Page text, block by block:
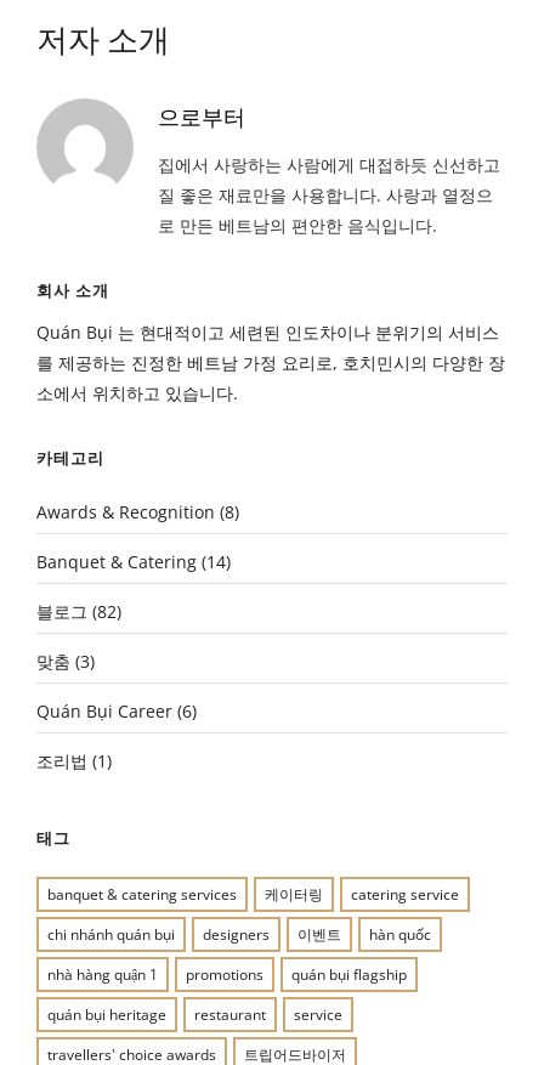
저자 소개
으로부터
집에서 사랑하는 사람에게 대접하듯 신선하고
질 좋은 재료만을 사용합니다. 사랑과 열정으
로 만든 베트남의 편안한 음식입니다.
회사 소개
Quán Bụi 는 현대적이고 세련된 인도차이나 분위기의 서비스
를 제공하는 진정한 베트남 가정 요리로, 호치민시의 다양한 장
소에서 위치하고 있습니다.
카테고리
Awards & Recognition (8)
Banquet & Catering (14)
블로그 (82)
맞춤 (3)
Quán Bụi Career (6)
조리법 (1)
태그
banquet & catering services 케이터링
catering service
chi nhánh quán bụi
designers 이벤트
hàn quốc
nhà hàng quận 1
promotions
quán bụi flagship
quán bụi heritage
restaurant
service
travellers' choice awards
트립어드바이저